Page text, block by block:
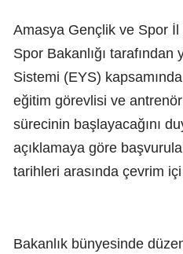
Amasya Gençlik ve Spor
Spor Bakanlığı
Sistemi (EYS)
eğitim görevlisi ve
sürecinin başlayacağını
açıklamaya göre
tarihleri arasında çevrim
Bakanlık bünyesinde